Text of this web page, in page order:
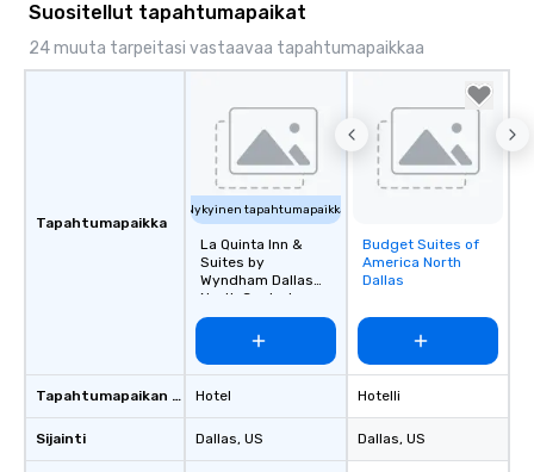
Suositellut tapahtumapaikat
24 muuta tarpeitasi vastaavaa tapahtumapaikkaa
Tapahtumapaikka
Tapahtumapaikan tyyppi
Sijainti
Nykyinen tapahtumapaikka
La Quinta Inn &
Suites by
Wyndham Dallas
North Central
Hotel
Dallas, US
Removed from
favorites
Budget Suites of
America North
Dallas
Hotelli
Dallas, US